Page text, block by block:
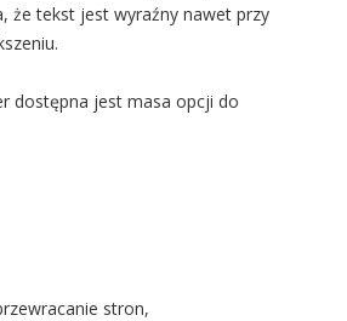
że tekst jest wyraźny nawet przy
dostępna jest masa opcji do
stron,